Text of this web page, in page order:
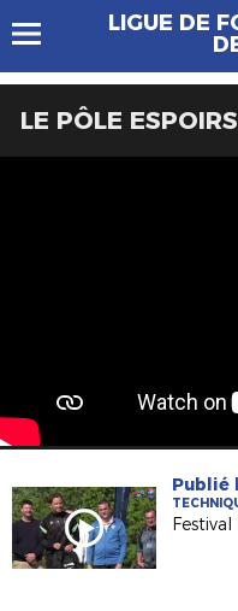
LIGUE DE
LE PÔLE
Publié